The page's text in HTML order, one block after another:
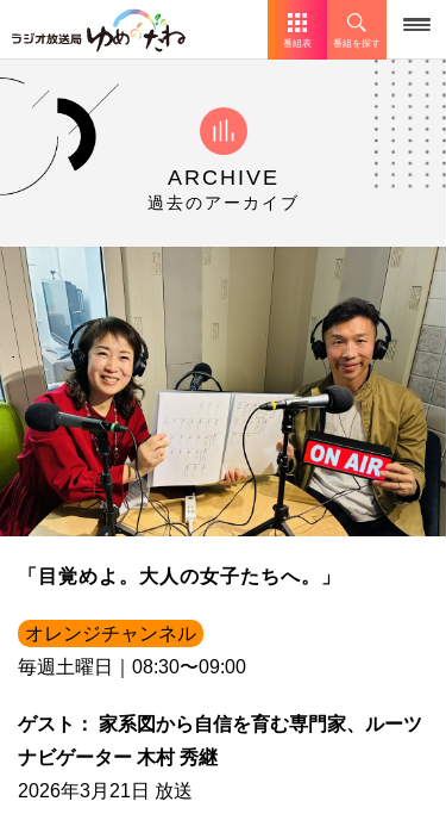
番組表 番組を探す
ARCHIVE
過去のアーカイブ
「目覚めよ。大人の女子たちへ。」
オレンジチャンネル
毎週土曜日｜08:30〜09:00
ゲスト： 家系図から自信を育む専門家、ルーツ
ナビゲーター 木村 秀継
2026年3月21日 放送